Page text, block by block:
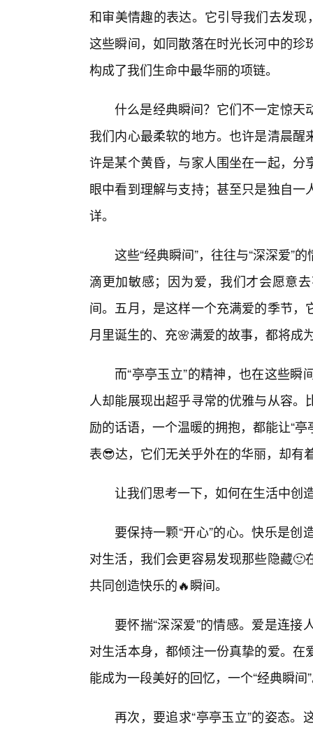
和审美情趣的表达。它引导我们去发
这些瞬间，如同散落在时光长河中的
构成了我们生命中最华丽的项链。
什么是经典瞬间？它们不一定惊天
我们内心最柔软的地方。也许是清晨
许是某个黄昏，与家人围坐在一起，
眼中看到理解与支持；甚至只是独自
详。
这些“经典瞬间”，往往与“深深爱”
滴更加敏感；因为爱，我们才会愿意
间。五月，是这样一个充满爱的季节
月里诞生的、充🌸满爱的故事，都将成
而“亭亭玉立”的精神，也在这些
人却能展现出超乎寻常的优雅与从容
励的话语，一个温暖的拥抱，都能让“
表😎达，它们无关乎外在的华丽，却有
让我们思考一下，如何在生活中创
要保持一颗“开心”的心。快乐是
对生活，我们会更容易发现那些隐藏
共同创造快乐的🔥瞬间。
要怀揣“深深爱”的情感。爱是连
对生活本身，都倾注一份真挚的爱。
能成为一段美好的回忆，一个“经典瞬间
再次，要追求“亭亭玉立”的姿态